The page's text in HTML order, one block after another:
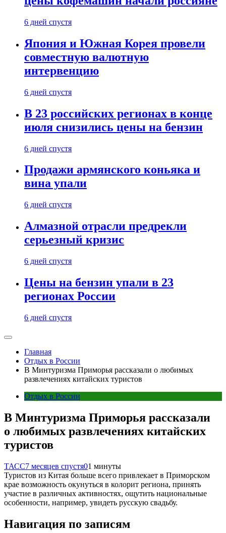
6 дней спустя
Япония и Южная Корея провели
совместную валютную
интервенцию
6 дней спустя
В 23 российских регионах в конце
июля снизились цены на бензин
6 дней спустя
Продажи армянского коньяка и
вина упали
6 дней спустя
Алмазной отрасли предрекли
серьезный кризис
6 дней спустя
Цены на бензин упали в 23
регионах России
6 дней спустя
Главная
Отдых в России
В Минтуризма Приморья рассказали о любимых
развлечениях китайских туристов
Отдых в России
В Минтуризма Приморья рассказали
о любимых развлечениях китайских
туристов
ТАСС7 месяцев спустя01 минуты
Туристов из Китая больше всего привлекает в Приморском
крае возможность окунуться в колорит региона, принять
участие в различных активностях, ощутить национальные
особенности, например, увидеть русскую свадьбу.
Навигация по записям